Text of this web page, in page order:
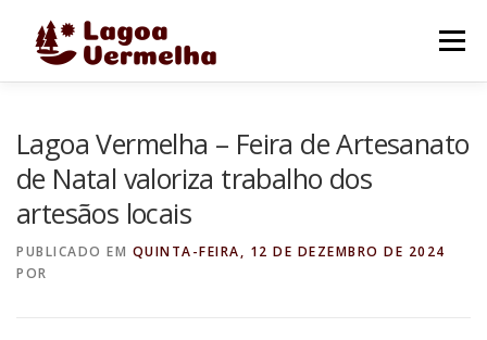
Menu
FALE CONOSCO
Lagoa Vermelha – Feira de Artesanato
de Natal valoriza trabalho dos
artesãos locais
PUBLICADO EM QUINTA-FEIRA, 12 DE DEZEMBRO DE 2024
POR